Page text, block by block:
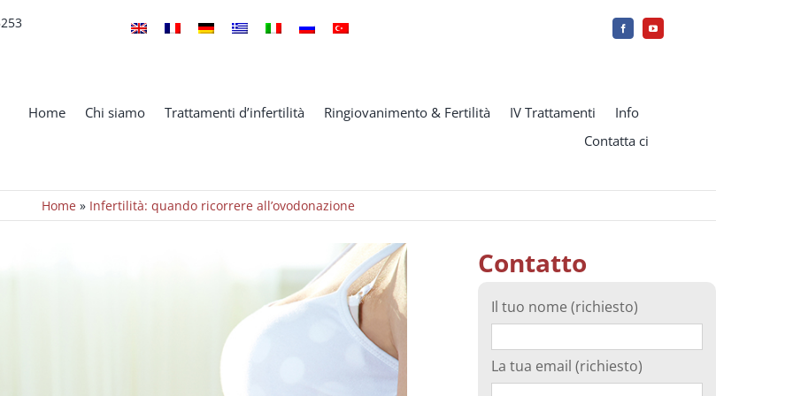
Home Chi siamo Trattamenti d’infertilità Ringiovanimento & Fertilità IV Trattamenti
Info
Contatta ci
Home» Infertilità: quando ricorrere all’ovodonazione
Contatto
Il tuo nome (richiesto)
La tua email (richiesto)